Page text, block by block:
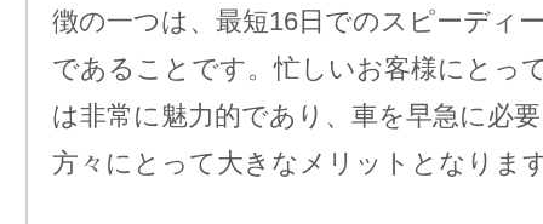
徴の一つは、最短16日でのスピーディ
であることです。忙しいお客様にとっ
は非常に魅力的であり、車を早急に必
方々にとって大きなメリットとなりま